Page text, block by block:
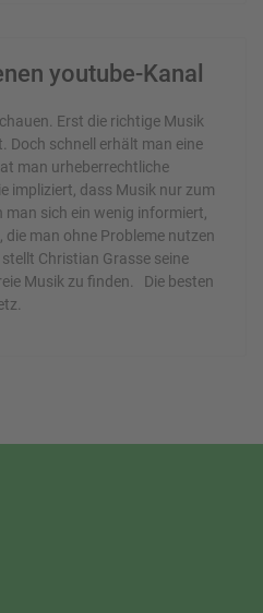
youtube-Kanal
Erst die richtige Musik
Doch schnell erhält man eine
man urheberrechtliche
impliziert, dass Musik nur zum
sich ein wenig informiert,
man ohne Probleme nutzen
Christian Grasse seine
Musik zu finden. Die besten